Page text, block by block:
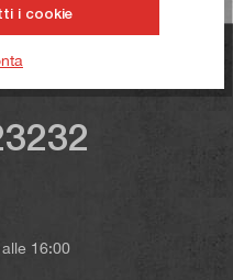
16:00
i cookie